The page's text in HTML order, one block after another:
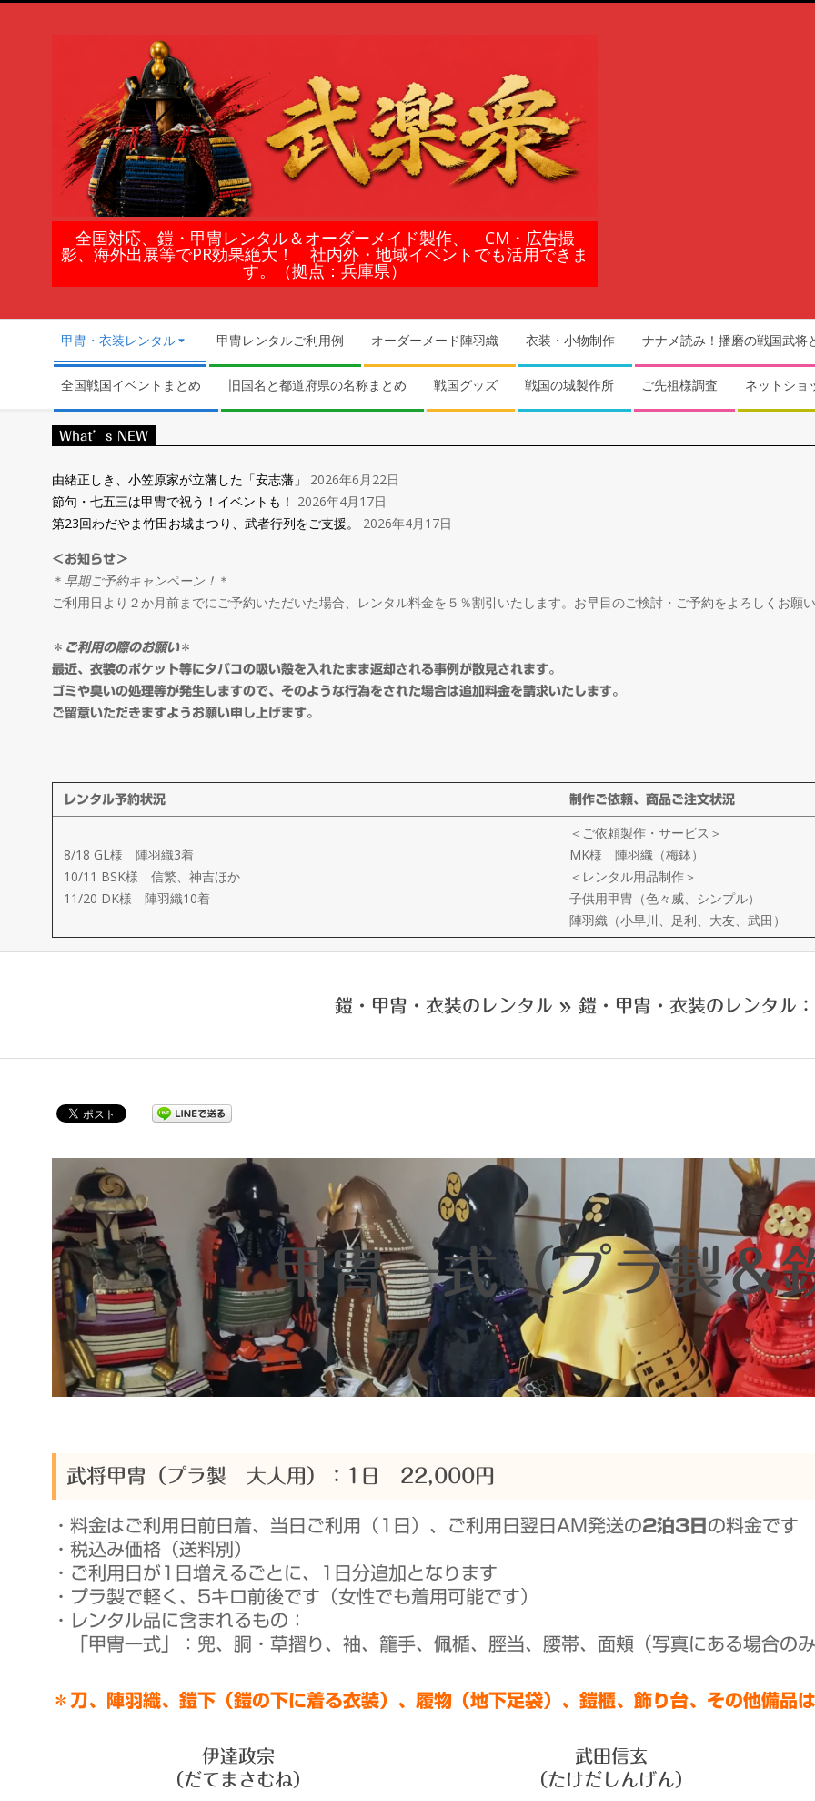
鎧
甲
冑
の
レ
ン
タ
ル
＆
オ
ー
ダ
ー
メ
イ
製
作
武
楽
衆
全国対応、鎧・甲冑レンタル＆オーダーメイド製作、 CM・広告撮
影、海外出展等でPR効果絶大！ 社内外・地域イベントでも活用できま
す。（拠点：兵庫県）
Navigation
Menu
甲冑・衣装レンタル 甲冑レンタルご利用例 オーダーメード陣羽織 衣装・小物制作 ナナメ読み！播磨の戦国武将
全国戦国イベントまとめ 旧国名と都道府県の名称まとめ 戦国グッズ 戦国の城製作所 ご先祖様調査 ネットショ
What’s NEW
由緒正しき、小笠原家が立藩した「安志藩」
2026年6月22日
節句・七五三は甲冑で祝う！イベントも！ 2026年4月17日
第23回わだやま竹田お城まつり、武者行列をご支援。
2026年4月17日
＜お知らせ＞
＊ 早期ご予約キャンペーン！ ＊
ご利用日より２か月前までにご予約いただいた場合、レンタル料金を５％割引いたします。お早目のご検討・ご予約をよろしくお願
＊ ご利用の際のお願い＊
最近、衣装のポケット等にタバコの吸い殻を入れたまま返却される事例が散見されます。
ゴミや臭いの処理等が発生しますので、そのような行為をされた場合は追加料金を請求いたします。
ご留意いただきますようお願い申し上げます。
レンタル予約状況 制作ご依頼、商品ご注文状況
8/18 GL様 陣羽織3着
10/11 BSK様 信繁、神吉ほか
11/20 DK様 陣羽織10着
＜ご依頼製作・サービス＞
MK様 陣羽織（梅鉢）
＜レンタル用品制作＞
子供用甲冑（色々威、シンプル）
陣羽織（小早川、足利、大友、武田）
鎧・甲冑・衣装のレンタル » 鎧・甲冑・衣装のレンタル
甲冑一式（プラ製＆
武将甲冑（プラ製 大人用）：1日 22,000円
・料金はご利用日前日着、当日ご利用（1日）、ご利用日翌日AM発送の2泊3日 の料金です
・税込み価格（送料別）
・ご利用日が1日増えるごとに、1日分追加となります
・プラ製で軽く、5キロ前後です（女性でも着用可能です）
・レンタル品に含まれるもの：
「甲冑一式」：兜、胴・草摺り、袖、籠手、佩楯、脛当、腰帯、面頬（写真にある場合の
＊刀、陣羽織、鎧下（鎧の下に着る衣装）、履物（地下足袋）、鎧櫃、飾り台、その他備品
伊達政宗
（だてまさむね）
武田信玄
（たけだしんげん）